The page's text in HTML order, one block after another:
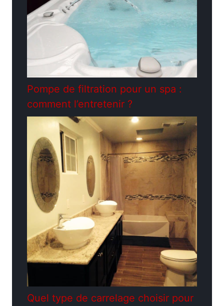
Pompe de filtration pour un spa :
comment l’entretenir ?
Quel type de carrelage choisir pour